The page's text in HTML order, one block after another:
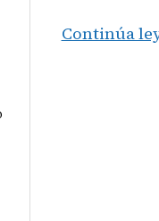
Continúa